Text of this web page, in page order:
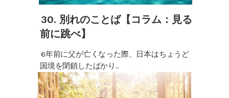
30. 別れのことば【コラム：見る
前に跳べ】
6年前に父が亡くなった際、日本はちょうど
国境を閉鎖したばかり...